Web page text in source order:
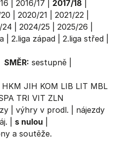
2016/17 2017/18
2020/21 2021/22
24 2024/25 2025/26
2.liga západ 2.liga střed
SMĚR: sestupně
HKM JIH KOM LIB LIT MBL
TRI VIT ZLN
výhry v prodl.
nájezdy
s nulou
a soutěže.